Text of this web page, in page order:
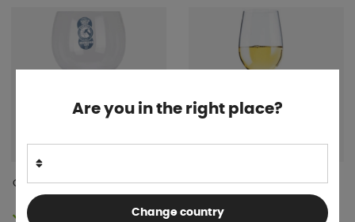
Gin o Tonic Glas 57cl
Vitvinsglas 2-pack 375 ml
Finns i lager
Are you in the right place?
Change country